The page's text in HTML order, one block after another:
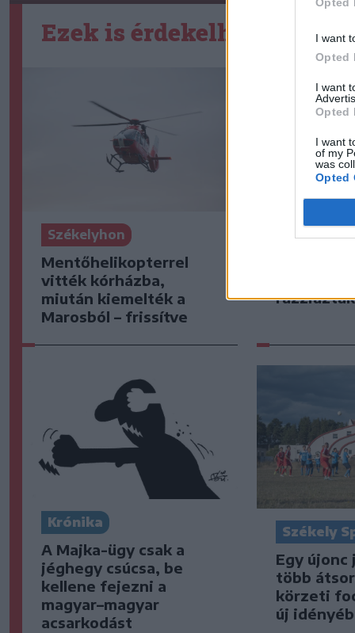
I want
Opted
I want
Opted
I want
of my
was
Opted
Ezek is érdekelhetik
Székelyhon
Mentőhelikopterrel
vitték kórházba,
miután kiemelték a
Marosból – frissítve
Krónika
A Majka-ügy csak a
jéghegy csúcsa, be
kellene fejezni a
magyar–magyar
acsarkodást
Székely
Egy
több
körzeti
új